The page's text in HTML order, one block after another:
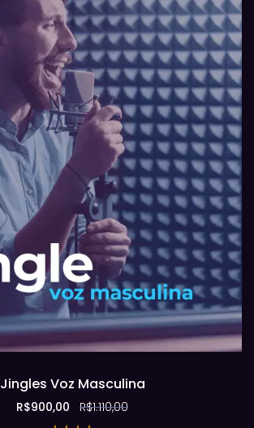
Jingles Voz Masculina
R$1.110,00
R$900,00